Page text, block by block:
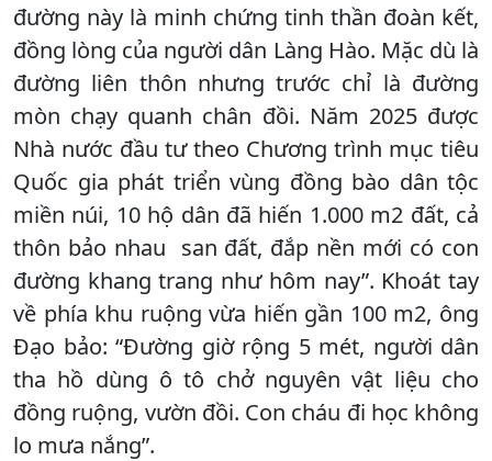
đường này là minh chứng tinh thần đoàn kết,
đồng lòng của người dân Làng Hào. Mặc dù là
đường liên thôn nhưng trước chỉ là đường
mòn chạy quanh chân đồi. Năm 2025 được
Nhà nước đầu tư theo Chương trình mục tiêu
Quốc gia phát triển vùng đồng bào dân tộc
miền núi, 10 hộ dân đã hiến 1.000 m2 đất, cả
thôn bảo nhau san đất, đắp nền mới có con
đường khang trang như hôm nay”. Khoát tay
về phía khu ruộng vừa hiến gần 100 m2, ông
Đạo bảo: “Đường giờ rộng 5 mét, người dân
tha hồ dùng ô tô chở nguyên vật liệu cho
đồng ruộng, vườn đồi. Con cháu đi học không
lo mưa nắng”.